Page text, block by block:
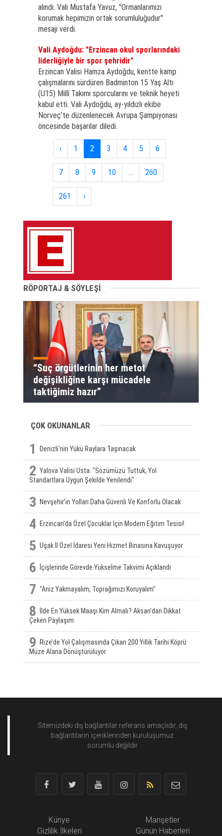
alındı. Vali Mustafa Yavuz, "Ormanlarımızı
korumak hepimizin ortak sorumluluğudur"
mesajı verdi.
Vali Aydoğdu: "Erzincan okul sporlarındaki
liderliğiyle bir spor şehridir"
Erzincan Valisi Hamza Aydoğdu, kentte kamp
çalışmalarını sürdüren Badminton 15 Yaş Altı
(U15) Millî Takımı sporcularını ve teknik heyeti
kabul etti. Vali Aydoğdu, ay-yıldızlı ekibe
Norveç’te düzenlenecek Avrupa Şampiyonası
öncesinde başarılar diledi.
‹ 1 2 3 4 5 6
7 8 9 10 ... 260
261 ›
RÖPORTAJ & SÖYLEŞİ
“Suç örgütlerinin her metot
değişikliğine karşı mücadele
taktiğimiz hazır”
ÇOK OKUNANLAR
1 Denizli'nin Yükü Raylara Taşınacak
2 Yalova Valisi Usta: "Sözümüzü Tuttuk, Yol
Standartlara Uygun Şekilde Yenilendi"
3 Nevşehir’in Yolları Daha Güvenli Ve Konforlu Olacak
4 Erzincan’da Özel Çocuklar Için Modern Eğitim Tesisi!
5 Uşak İl Özel İdaresi Yeni Hizmet Binasına Kavuşuyor
6 İçişlerinde Görevde Yükselme Takvimi Açıklandı
7 "Anız Yakmayalım, Toprağımızı Koruyalım"
8
İlde En Yüksek Maaşı Kim Almalı? Aksan'dan Dikkat
Çeken Paylaşım
9
Rize’de Yol Çalışmasında Çıkan 200 Yıllık Tarihi Köprü
Müze Alana Dönüştürülüyor
Sitemizdeki dış bağlantılar referans amaçlıdır, dış
bağlantıların içeriklerinden kuruluşumuz
sorumlu değildir
Künye
Gizlilik İlkeleri
Manşetler
Günün Haberleri